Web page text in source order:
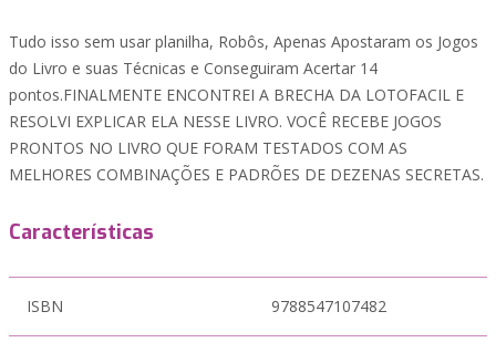
Tudo isso sem usar planilha, Robôs, Apenas Apostaram os Jogos
do Livro e suas Técnicas e Conseguiram Acertar 14
pontos.FINALMENTE ENCONTREI A BRECHA DA LOTOFACIL E
RESOLVI EXPLICAR ELA NESSE LIVRO. VOCÊ RECEBE JOGOS
PRONTOS NO LIVRO QUE FORAM TESTADOS COM AS
MELHORES COMBINAÇÕES E PADRÕES DE DEZENAS SECRETAS.
Características
ISBN 9788547107482